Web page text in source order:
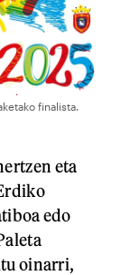
finalista.
eta
edo
oinarri,